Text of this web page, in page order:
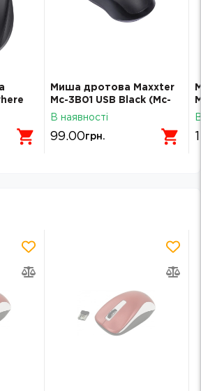
Миша дротова Maxxter
Mc-3B01 USB Black (Mc-
3B01)
В наявності
99.00грн.